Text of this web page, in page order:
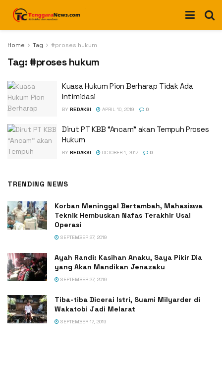
Home Tag #proses hukum
Tag: #proses hukum
Kuasa Hukum Pion Berharap Tidak Ada
Intimidasi
BY REDAKSI APRIL 10, 2019 0
Dirut PT KBB “Ancam” akan Tempuh Proses
Hukum
BY REDAKSI OCTOBER 1, 2017 0
TRENDING NEWS
Korban Meninggal Bertambah, Mahasiswa
Teknik Hembuskan Nafas Terakhir Usai
Operasi
SEPTEMBER 27, 2019
Ayah Randi: Kasihan Anaku, Saya Pikir Dia
yang Akan Mandikan Jenazaku
SEPTEMBER 27, 2019
Tiba-tiba Dicerai Istri, Suami Milyarder di
Wakatobi Jadi Melarat
SEPTEMBER 17, 2019